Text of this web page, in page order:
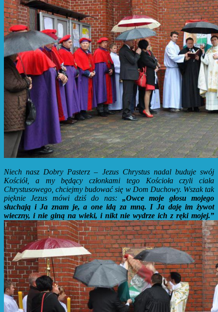
Niech nasz Dobry Pasterz – Jezus Chrystus nadal buduje swój
Kościół, a my będący członkami tego Kościoła czyli ciała
Chrystusowego, chciejmy budować się w Dom Duchowy. Wszak tak
pięknie Jezus mówi dziś do nas: „Owce moje głosu mojego
słuchają i Ja znam je, a one idą za mną. I Ja daję im żywot
wieczny, i nie giną na wieki, i nikt nie wydrze ich z ręki mojej.”